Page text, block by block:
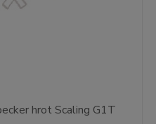
hrot Scaling G1T